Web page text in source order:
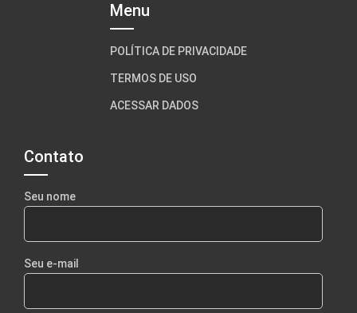
Menu
POLÍTICA DE PRIVACIDADE
TERMOS DE USO
ACESSAR DADOS
Contato
Seu nome
Seu e-mail